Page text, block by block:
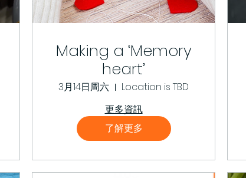
Making a ‘Memory
heart’
3月14日周六
Location is TBD
更多資訊
了解更多